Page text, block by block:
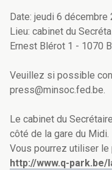
Date: jeudi 6 décembre
Lieu: cabinet du
Ernest Blérot 1 - 1070
Veuillez si possible
press@minsoc.fed.be.
Le cabinet du
côté de la gare du Midi.
Vous pourrez utiliser le
http://www.q-